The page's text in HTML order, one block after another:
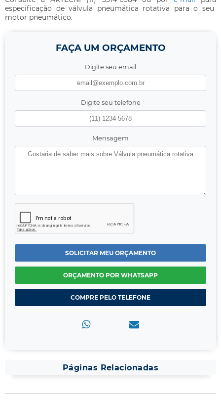
especificação deválvula pneumática rotativa para o seu
motor pneumático.
FAÇA UM ORÇAMENTO
Digite seu email
Digite seu telefone
Mensagem
SOLICITAR MEU ORÇAMENTO
ORÇAMENTO POR WHATSAPP
COMPRE PELO TELEFONE
Páginas Relacionadas